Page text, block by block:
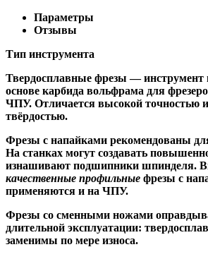
Параметры
Отзывы
Тип инструмента
Твердосплавные фрезы — инструмент
основе карбида вольфрама для
ЧПУ. Отличается высокой точностью
твёрдостью.
Фрезы с напайками рекомендованы
На станках могут создавать
изнашивают подшипники шпинделя.
качественные профильные фрезы с
применяются и на ЧПУ.
Фрезы со сменными ножами
длительной эксплуатации:
заменимы по мере износа.